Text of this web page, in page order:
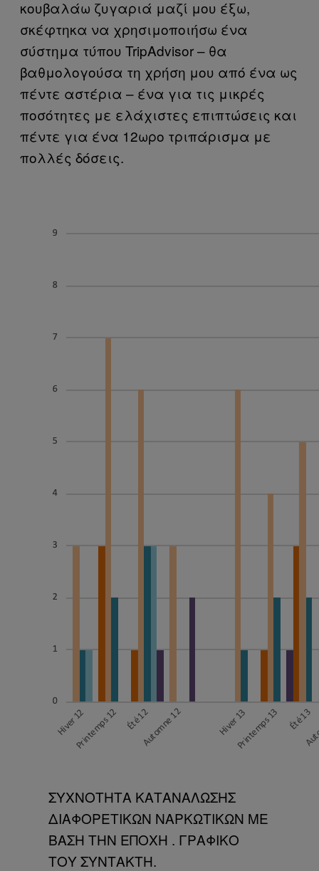
κουβαλάω ζυγαριά μαζί μου έξω,
σκέφτηκα να χρησιμοποιήσω ένα
σύστημα τύπου TripAdvisor – θα
βαθμολογούσα τη χρήση μου από ένα ως
πέντε αστέρια – ένα για τις μικρές
ποσότητες με ελάχιστες επιπτώσεις και
πέντε για ένα 12ωρο τριπάρισμα με
πολλές δόσεις.
ΣΥΧΝΟΤΗΤΑ ΚΑΤΑΝΑΛΩΣΗΣ
ΔΙΑΦΟΡΕΤΙΚΩΝ ΝΑΡΚΩΤΙΚΩΝ ΜΕ
ΒΑΣΗ ΤΗΝ ΕΠΟΧΗ . ΓΡΑΦΙΚΟ
ΤΟΥ ΣΥΝΤΑΚΤΗ.